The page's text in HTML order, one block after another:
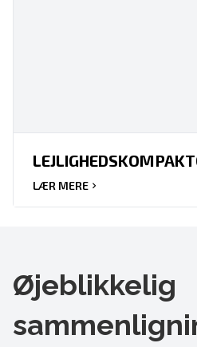
LÆR MERE
Øjeblikkelig